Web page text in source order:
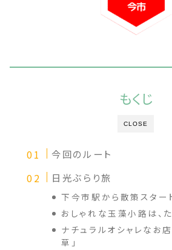
CLOSE
もくじ
今回のルート
日光ぶらり旅
下今市駅から散策スター
おしゃれな玉藻小路は、
ナチュラルオシャレなお店
草」